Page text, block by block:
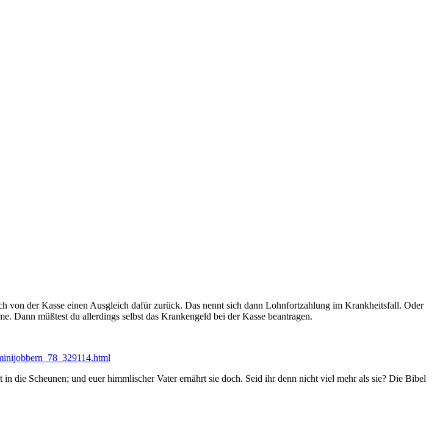
der Kasse einen Ausgleich dafür zurück. Das nennt sich dann Lohnfortzahlung im Krankheitsfall. Oder
Dann müßtest du allerdings selbst das Krankengeld bei der Kasse beantragen.
die Scheunen; und euer himmlischer Vater ernährt sie doch. Seid ihr denn nicht viel mehr als sie? Die Bibel